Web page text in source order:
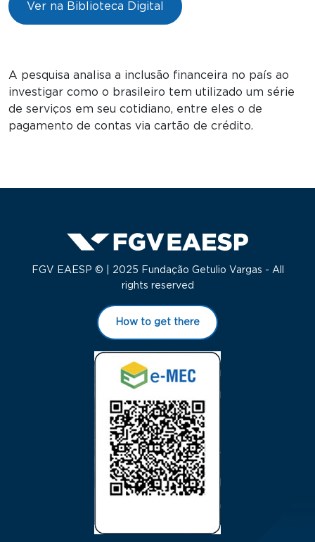
Ver na Biblioteca Digital
A pesquisa analisa a inclusão financeira no país ao
investigar como o brasileiro tem utilizado um série
de serviços em seu cotidiano, entre eles o de
pagamento de contas via cartão de crédito.
FGV EAESP © | 2025 Fundação Getulio Vargas - All
rights reserved
How to get there